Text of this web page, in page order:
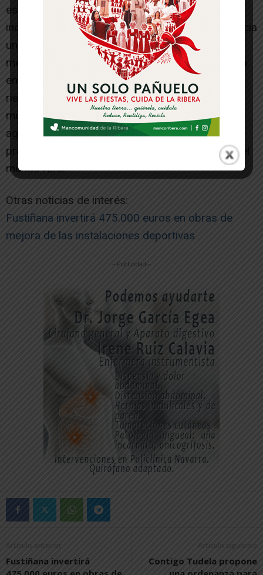
esfuerzos es la clave para avanzar hacia la
inclusión de las personas con discapacidad y hacia
una economía más sostenible”. “El proyecto
mejorará la autonomía, la participación social y la
empleabilidad de personas con discapacidad en
riesgo de exclusión, además de contribuir a la
modernización de algo tan nuestro como la
agricultura y reforzar nuestra apuesta por
prácticas agrícolas que respeten y enriquezcan el
mundo rural”.
Otras noticias de interés:
Fustiñana invertirá 475.000 euros en obras de
mejora de las instalaciones deportivas
-- Publicidad --
Artículo anterior
Fustiñana invertirá
Artículo siguiente
Contigo Tudela propone